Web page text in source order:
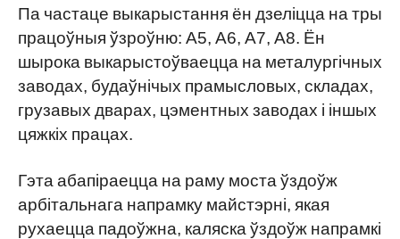
Па частаце выкарыстання ён дзеліцца на тры
працоўныя ўзроўню: А5, А6, А7, А8. Ён
шырока выкарыстоўваецца на металургічных
заводах, будаўнічых прамысловых, складах,
грузавых дварах, цэментных заводах і іншых
цяжкіх працах.
Гэта абапіраецца на раму моста ўздоўж
арбітальнага напрамку майстэрні, якая
рухаецца падоўжна, каляска ўздоўж напрамкі